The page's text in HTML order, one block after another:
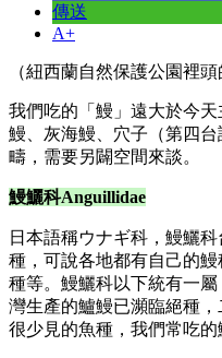
傳送
A+
（紐西蘭自然保護公園裡頭
我們吃的「鰻」遠大於今
鰻、灰海鰻、穴子（第四
疇，需要另闢空間來談。
鰻鱺科Anguillidae
日本語稱ウナギ科，鰻鱺
種，可說各地都有自己的
種等。鰻鱺科以下統有一
灣生產的鱸鰻已瀕臨絕種，
很少見的魚種，我們常吃的